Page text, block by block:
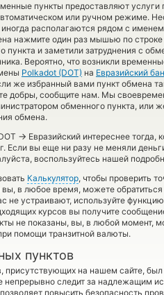
пункты предоставляют
или ручном режиме.
располагаются рядом с
нажмите один раз мышью по
пункта и заметили затруднения с
Вероятно, что возникли
Polkadot (DOT) на Евразийский
же избранный вами пункт обмена
добры, сообщите нам. Мы
обменного пункта, или
обмена.
→ Евразийский интереснее тогда,
Если вы еще ни разу не меняли
воспользуйтесь нашей
Калькулятор, чтобы проверить
в любое время, можете обратиться
не устраивают, используйте функцию
курсов вы получите
не показаны, вы, в любой момент,
помощи транзитной валюты.
пунктов
присутствующих на нашем сайте,
непрерывно следит за надлежащим
повысить безопасность